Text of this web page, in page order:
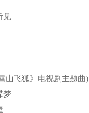
见
山飞狐》电视剧主题曲)
梦